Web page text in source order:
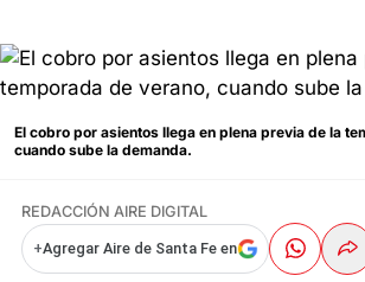
El cobro por asientos llega en plena previa de la
cuando sube la demanda.
REDACCIÓN AIRE DIGITAL
+Agregar Aire de Santa Fe en